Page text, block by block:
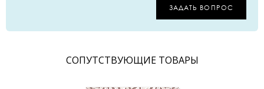
ЗАДАТЬ ВОПРОС
CОПУТСТВУЮЩИЕ ТОВАРЫ